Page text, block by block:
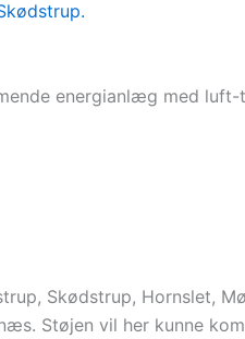
energianlæg med
Skødstrup, Hornslet,
Støjen vil her kunne